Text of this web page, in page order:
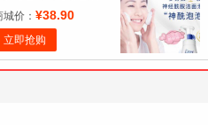
面乳官方正品
城价： ¥38.90
立即抢购